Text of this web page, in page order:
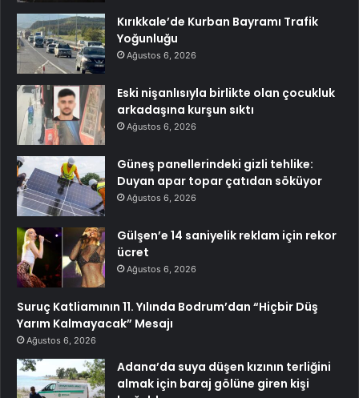
Kırıkkale’de Kurban Bayramı Trafik
Yoğunluğu
Ağustos 6, 2026
Eski nişanlısıyla birlikte olan çocukluk
arkadaşına kurşun sıktı
Ağustos 6, 2026
Güneş panellerindeki gizli tehlike:
Duyan apar topar çatıdan söküyor
Ağustos 6, 2026
Gülşen’e 14 saniyelik reklam için rekor
ücret
Ağustos 6, 2026
Suruç Katliamının 11. Yılında Bodrum’dan “Hiçbir Düş
Yarım Kalmayacak” Mesajı
Ağustos 6, 2026
Adana’da suya düşen kızının terliğini
almak için baraj gölüne giren kişi